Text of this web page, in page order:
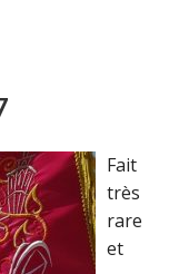
Fait
très
rare
et